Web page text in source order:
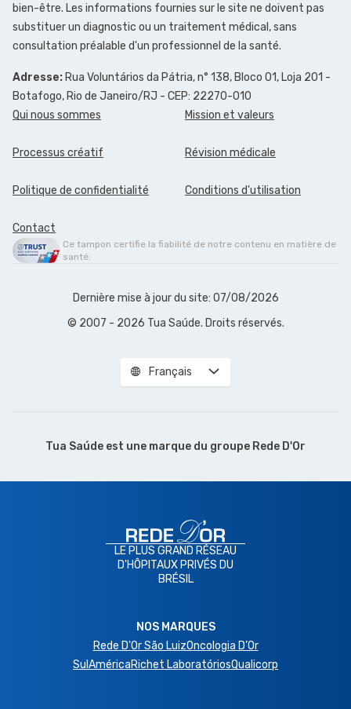
bien-être. Les informations fournies sur le site ne doivent pas
substituer un diagnostic ou un traitement médical, sans
consultation préalable d'un professionnel de la santé.
Adresse: Rua Voluntários da Pátria, n° 138, Bloco 01, Loja 201 -
Botafogo, Rio de Janeiro/RJ - CEP: 22270-010
Qui nous sommes
Mission et valeurs
Processus créatif Révision médicale
Politique de confidentialité Conditions d'utilisation
Contact
Ce tampon certifie la fiabilité de notre contenu en matière de
santé.
Dernière mise à jour du site: 07/08/2026
© 2007 - 2026 Tua Saúde. Droits réservés.
Français
Tua Saúde est une marque du groupe Rede D'Or
LE PLUS GRAND RÉSEAU
D'HÔPITAUX PRIVÉS DU
BRÉSIL
NOS MARQUES
Rede D'Or São LuizOncologia D’Or
SulAméricaRichet LaboratóriosQualicorp